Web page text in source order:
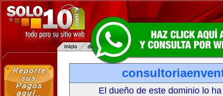
El dueño de este dominio lo